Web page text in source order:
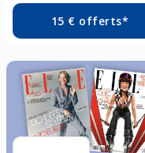
15 € offerts*